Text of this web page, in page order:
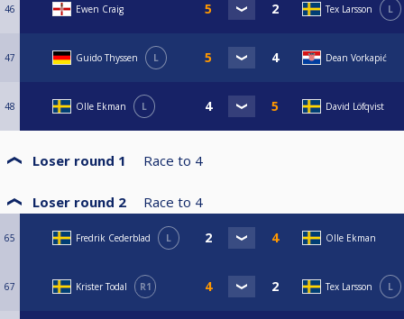
46 Ewen Craig Tex Larsson L
47 Guido Thyssen L Dean Vorkapić
48 Olle Ekman L David Löfqvist
Loser round 1 Race to 4
Loser round 2 Race to 4
65 Fredrik Cederblad L Olle Ekman
67 Krister Todal R1 Tex Larsson L